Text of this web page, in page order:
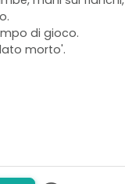
di gioco.
morto'.